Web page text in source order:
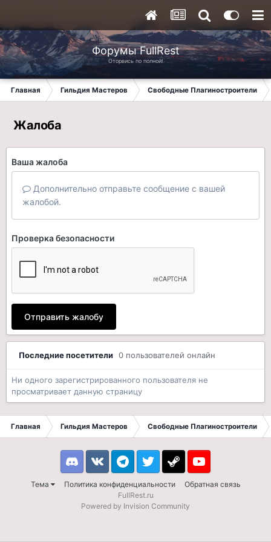
Форумы FullRest
Оторвись по полной!
Главная Гильдия Мастеров Свободные Плагиностроители
Жалоба
Ваша жалоба
Дополнительно отправьте сообщение с вашей
жалобой.
Проверка безопасности
Отправить жалобу
Последние посетители 0 пользователей онлайн
Ни одного зарегистрированного пользователя не
просматривает данную страницу
Главная Гильдия Мастеров Свободные Плагиностроители
Тема Политика конфиденциальности Обратная связь
DiscordVK TelegramTwitter Steam Youtube
FullRest.ru
Powered by Invision Community